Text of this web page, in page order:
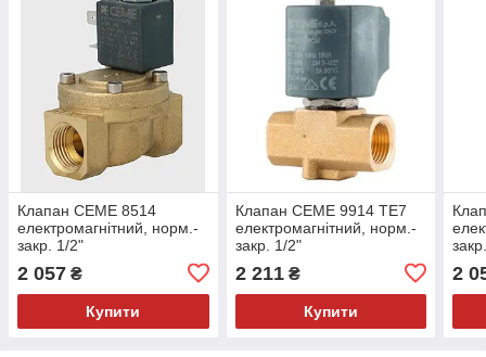
Клапан CEME 8514
електромагнітний, норм.-
закр. 1/2"
2 057 ₴
Купити
Клапан CEME 9914 TE7
електромагнітний, норм.-
закр. 1/2"
2 211₴
Купити
2